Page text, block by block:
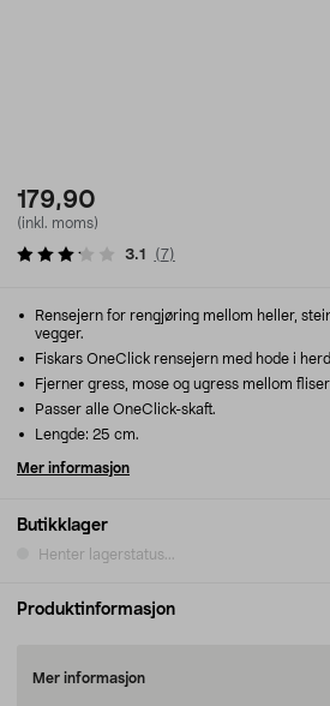
179,90
(inkl. moms)
3.1 (7)
Butikklager
Henter lagerstatus...
Rensejern for rengjøring mellom heller,
vegger.
Fiskars OneClick rensejern med hode i
Fjerner gress, mose og ugress mellom
Passer alle OneClick-skaft.
Lengde: 25 cm.
Mer informasjon
Produktinformasjon
Mer informasjon